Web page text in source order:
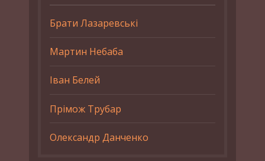
Брати Лазаревські
Мартин Небаба
Іван Белей
Прімож Трубар
Олександр Данченко